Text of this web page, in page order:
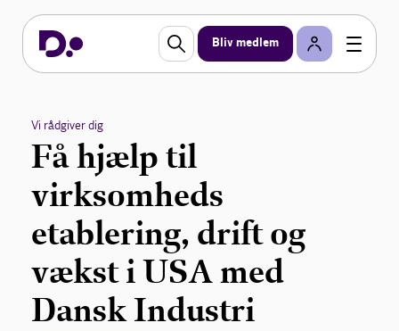
Bliv medlem
Vi rådgiver dig
Få hjælp til
virksomheds
etablering, drift og
vækst i USA med
Dansk Industri